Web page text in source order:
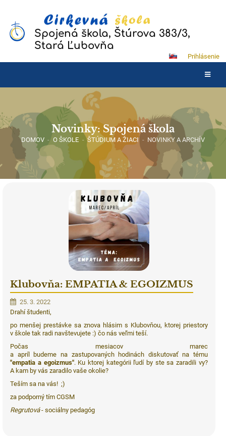
Spojená škola, Štúrova 383/3,
Stará Ľubovňa
Prihlásenie
Novinky: Spojená škola
DOMOV - O ŠKOLE - ŠTÚDIUM A ŽIACI - NOVINKY A ARCHÍV
Klubovňa: EMPATIA & EGOIZMUS
25. 3. 2022
Drahí študenti,
po menšej prestávke sa znova hlásim s Klubovňou, ktorej priestory
v škole tak radi navštevujete :) čo nás veľmi teší.
Počas mesiacov marec
a apríl budeme na zastupovaných hodinách diskutovať na tému
"empatia a egoizmus". Ku ktorej kategórii ľudí by ste sa zaradili vy?
A kam by vás zaradilo vaše okolie?
Teším sa na vás! ;)
za podporný tím CGSM
Regrutová- sociálny pedagóg